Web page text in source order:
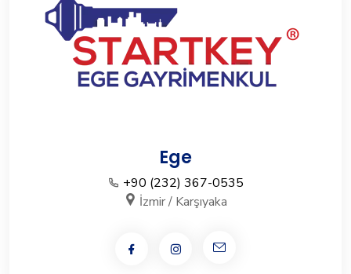
Ege
+90 (232) 367-0535
İzmir / Karşıyaka